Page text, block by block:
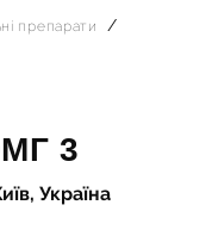
препарати
3
Україна